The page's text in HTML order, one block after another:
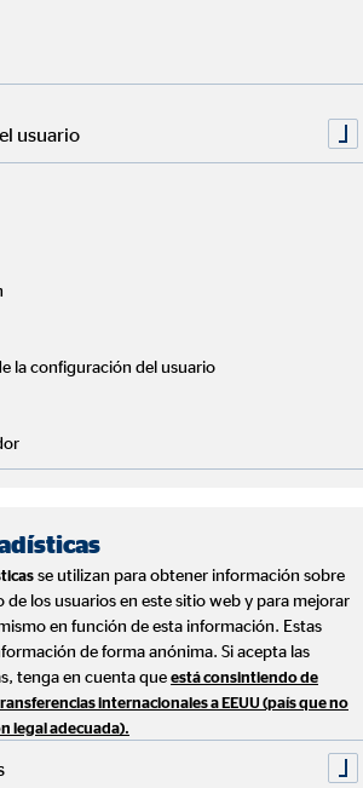
(Madrid)
+34 665 632 727
abraham.raposo@ovb.es
Mercedes Quintanar Garrigós
+34 607 278 558
maria.quintanar@ovb.es
usuario
la configuración del usuario
se utilizan para obtener información sobre
los usuarios en este sitio web y para mejorar
en función de esta información. Estas
de forma anónima. Si acepta las
tenga en cuenta que está consintiendo de
internacionales a EEUU (país que no
legal adecuada).